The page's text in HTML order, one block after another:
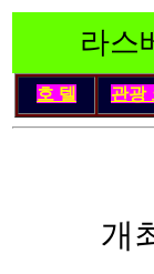
라스
호 텔 관광
개